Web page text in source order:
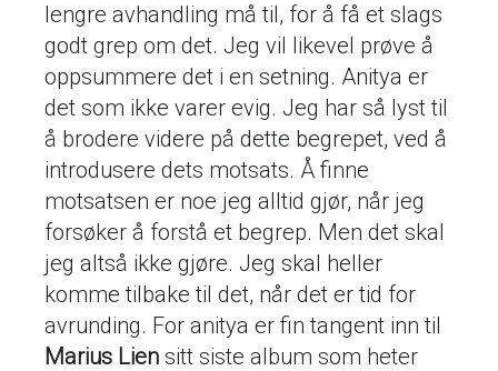
lengre avhandling må til, for å få et slags
godt grep om det. Jeg vil likevel prøve å
oppsummere det i en setning. Anitya er
det som ikke varer evig. Jeg har så lyst til
å brodere videre på dette begrepet, ved å
introdusere dets motsats. Å finne
motsatsen er noe jeg alltid gjør, når jeg
forsøker å forstå et begrep. Men det skal
jeg altså ikke gjøre. Jeg skal heller
komme tilbake til det, når det er tid for
avrunding. For anitya er fin tangent inn til
Marius Lien sitt siste album som heter